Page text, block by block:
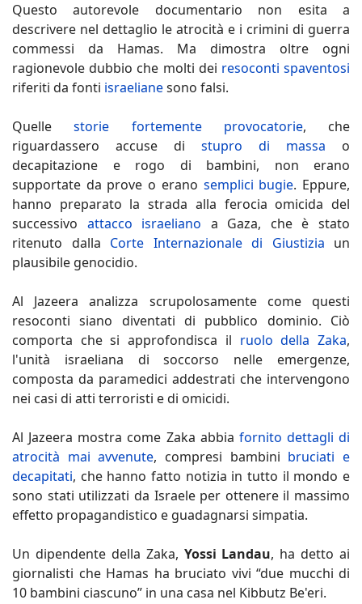
Questo autorevole documentario non esita a
descrivere nel dettaglio le atrocità e i crimini di guerra
commessi da Hamas. Ma dimostra oltre ogni
ragionevole dubbio che molti dei resoconti spaventosi
riferiti da fonti israelianesono falsi.
Quellestorie fortemente provocatorie, che
riguardassero accuse di stupro di massa o
decapitazione e rogo di bambini, non erano
supportate da prove o erano semplici bugie. Eppure,
hanno preparato la strada alla ferocia omicida del
successivo attacco israeliano a Gaza, che è stato
ritenuto dalla Corte Internazionale di Giustizia un
plausibile genocidio.
Al Jazeera analizza scrupolosamente come questi
resoconti siano diventati di pubblico dominio. Ciò
comporta che si approfondisca il ruolo della Zaka,
l'unità israeliana di soccorso nelle emergenze,
composta da paramedici addestrati che intervengono
nei casi di atti terroristi e di omicidi.
Al Jazeera mostra come Zaka abbia fornito dettagli di
atrocità mai avvenute, compresi bambini bruciati e
decapitati, che hanno fatto notizia in tutto il mondo e
sono stati utilizzati da Israele per ottenere il massimo
effetto propagandistico e guadagnarsi simpatia.
Un dipendente della Zaka, Yossi Landau, ha detto ai
giornalisti che Hamas ha bruciato vivi “due mucchi di
10 bambini ciascuno” in una casa nel Kibbutz Be'eri.